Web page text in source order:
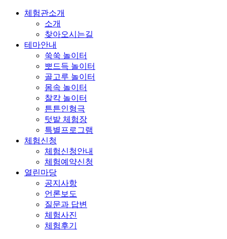
체험관소개
소개
찾아오시는길
테마안내
쑥쑥 놀이터
뽀드득 놀이터
골고루 놀이터
몸속 놀이터
찰칵 놀이터
튼튼인형극
텃밭 체험장
특별프로그램
체험신청
체험신청안내
체험예약신청
열린마당
공지사항
언론보도
질문과 답변
체험사진
체험후기